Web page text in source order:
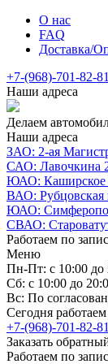
О нас
FAQ
Доставка/
+7-(968)-701-82-81
Наши адреса
Делаем
Наши адреса
ЗАО: 2-ая
САО: Лавочкина
ЮАО: Каширское
ВАО: Рубцовская
ЮАО:
СВАО:
Работаем по
Меню
Пн-Пт: с 10:00 до
Сб: с 10:00 до
Вс: По
Сегодня
+7-(968)-701-82-81
Заказать
Работаем по